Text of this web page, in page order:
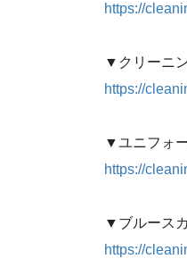
https://
▼クリーニ
https://
▼ユニフォ
https://
▼ブルース
https://